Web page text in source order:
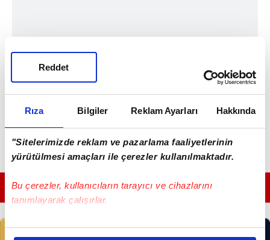
Rıza Bilgiler Reklam Ayarları Hakkında
"Sitelerimizde reklam ve pazarlama faaliyetlerinin
yürütülmesi amaçları ile çerezler kullanılmaktadır.
Bu çerezler, kullanıcıların tarayıcı ve cihazlarını
tanımlayarak çalışırlar.
Bu çerezlere izin vermeniz halinde sizlere özel
Reddet
GÜNÜN EN ÖNEMLİ MANŞETLERİ İÇİN TIKLAYIN